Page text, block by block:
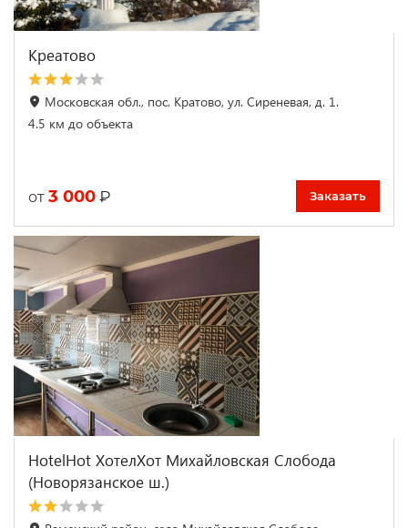
Креатово
Московская обл., пос. Кратово, ул. Сиреневая, д. 1.
4.5 км до объекта
от 3 000 ₽ Заказать
HotelHot ХотелХот Михайловская Слобода
(Новорязанское ш.)